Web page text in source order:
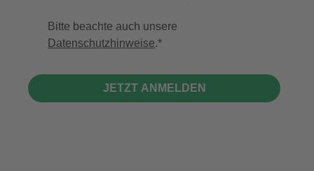
Bitte beachte auch unsere
Datenschutzhinweise.
JETZT ANMELDEN